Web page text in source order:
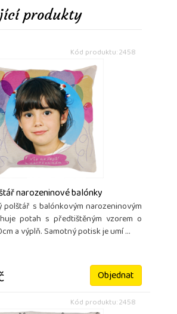
produkty
Kód produktu: 2458
narozeninové balónky
s balónkovým narozeninovým
potah s předtištěným vzorem o
a výplň. Samotný potisk je umí ...
Objednat
Kód produktu: 2458